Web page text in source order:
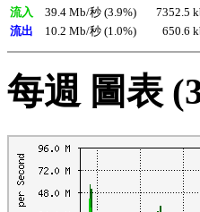
流入
39.4 Mb/秒 (3.9%) 7352.5
流出
10.2 Mb/秒 (1.0%) 650.6
每週 圖表